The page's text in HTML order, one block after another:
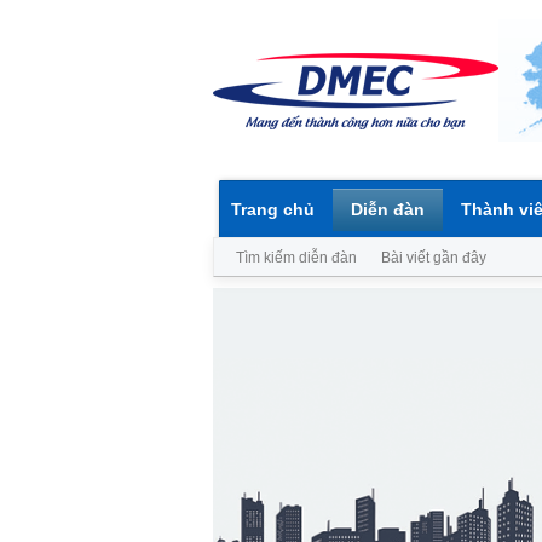
Trang chủ Diễn đàn
Tìm kiếm diễn đàn Bài viết gần đây
Thành